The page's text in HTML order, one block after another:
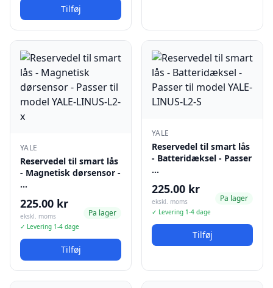
Tilføj
YALE
Reservedel til smart lås
- Magnetisk dørsensor -
…
225.00 kr
ekskl. moms
✓ Levering 1-4 dage
Pa lager
Tilføj
YALE
Reservedel til smart lås
- Batteridæksel - Passer
…
225.00 kr
ekskl. moms
✓ Levering 1-4 dage
Pa lager
Tilføj